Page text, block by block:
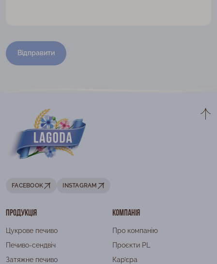
Відправити
FACEBOOK INSTAGRAM
Продукція
Цукрове печиво
Печиво-сендвіч
Затяжне печиво
Компанія
Про компанію
Проєкти PL
Кар’єра